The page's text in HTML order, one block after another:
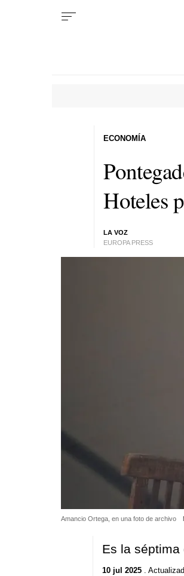
Hoteles
LA VOZ
EUROPA PRESS
ECONOMÍA
Amancio Ortega, en una foto de archivo
Es la séptima
10 jul 2025.